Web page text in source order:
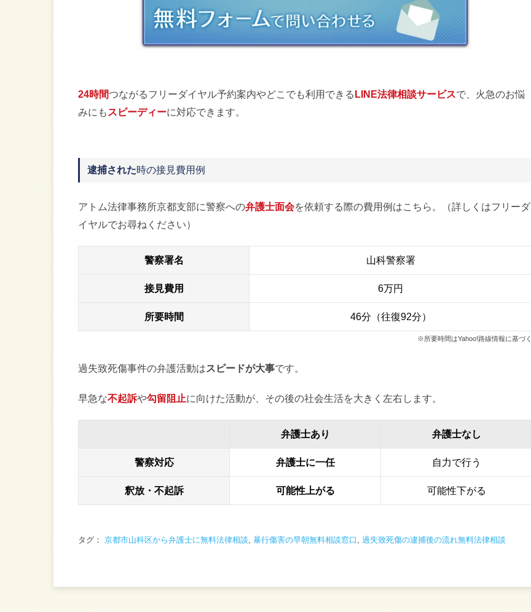
24時間つながるフリーダイヤル予約案内やどこでも利用できるLINE法律相談サービスで、火急のお悩
みにも スピーディーに対応できます。
逮捕された時の接見費用例
アトム法律事務所京都支部に警察への弁護士面会を依頼する際の費用例はこちら。（詳しくはフリーダ
イヤルでお尋ねください）
警察署名 山科警察署
接見費用 6万円
所要時間 46分（往復92分）
※所要時間はYahoo!路線情報に基づく
過失致死傷事件の弁護活動はスピードが大事です。
早急な不起訴や勾留阻止に向けた活動が、その後の社会生活を大きく左右します。
弁護士あり 弁護士なし
警察対応 弁護士に一任 自力で行う
釈放・不起訴 可能性上がる 可能性下がる
タグ： 京都市山科区から弁護士に無料法律相談 暴行傷害の早朝無料相談窓口 過失致死傷の逮捕後の流れ無料法律相談